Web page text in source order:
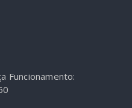
Funcionamento: